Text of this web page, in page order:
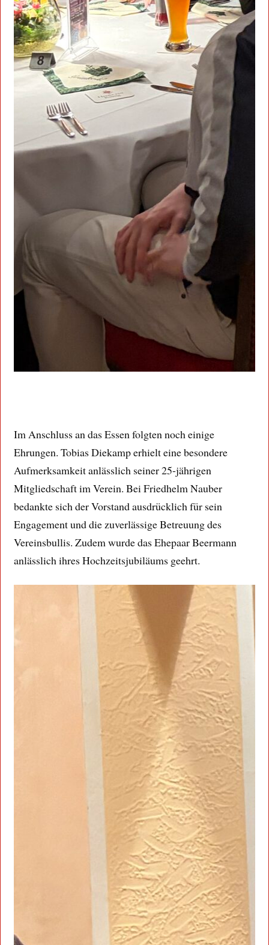
Im Anschluss an das Essen folgten noch einige
Ehrungen. Tobias Diekamp erhielt eine besondere
Aufmerksamkeit anlässlich seiner 25-jährigen
Mitgliedschaft im Verein. Bei Friedhelm Nauber
bedankte sich der Vorstand ausdrücklich für sein
Engagement und die zuverlässige Betreuung des
Vereinsbullis. Zudem wurde das Ehepaar Beermann
anlässlich ihres Hochzeitsjubiläums geehrt.
Vereins